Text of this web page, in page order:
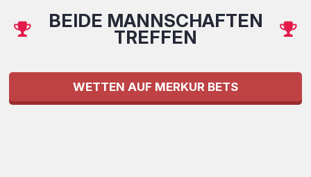
BEIDE MANNSCHAFTEN
TREFFEN
WETTEN AUF MERKUR BETS